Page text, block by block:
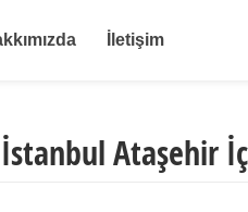
İletişim
Ataşehir